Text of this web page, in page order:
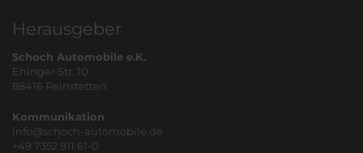
Herausgeber
Schoch Automobile e.K.
Ehinger Str. 10
88416 Reinstetten
Kommunikation
info@schoch-automobile.de
+49 7352 911 61-0